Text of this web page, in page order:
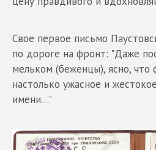
Свое первое письмо
по дороге на фронт: "Даже
мельком (беженцы), ясно, что
настолько ужасное и
имени…"